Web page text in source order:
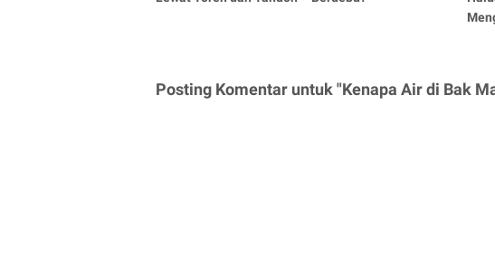
Posting Komentar untuk "Kenapa Air di Bak